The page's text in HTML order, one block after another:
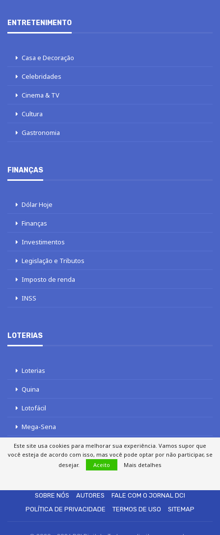
ENTRETENIMENTO
Casa e Decoração
Celebridades
Cinema & TV
Cultura
Gastronomia
FINANÇAS
Dólar Hoje
Finanças
Investimentos
Legislação e Tributos
Imposto de renda
INSS
LOTERIAS
Loterias
Quina
Lotofácil
Mega-Sena
Tele sena
SOBRE NÓS AUTORES
FALE COM O JORNAL DCI
POLÍTICA DE PRIVACIDADE
TERMOS DE USO SITEMAP
Este site usa cookies para melhorar sua experiência. Vamos supor que
você esteja de acordo com isso, mas você pode optar por não participar, se
desejar.
Aceito Mais detalhes